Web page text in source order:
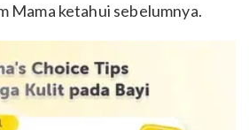
Mama ketahui sebelumnya.